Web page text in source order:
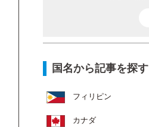
国名から記事を探す
フィリピン
カナダ